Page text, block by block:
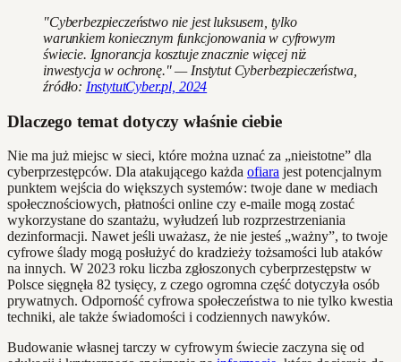
"Cyberbezpieczeństwo nie jest luksusem, tylko
warunkiem koniecznym funkcjonowania w cyfrowym
świecie. Ignorancja kosztuje znacznie więcej niż
inwestycja w ochronę." — Instytut Cyberbezpieczeństwa,
źródło: InstytutCyber.pl, 2024
Dlaczego temat dotyczy właśnie ciebie
Nie ma już miejsc w sieci, które można uznać za „nieistotne” dla
cyberprzestępców. Dla atakującego każda ofiara jest potencjalnym
punktem wejścia do większych systemów: twoje dane w mediach
społecznościowych, płatności online czy e-maile mogą zostać
wykorzystane do szantażu, wyłudzeń lub rozprzestrzeniania
dezinformacji. Nawet jeśli uważasz, że nie jesteś „ważny”, to twoje
cyfrowe ślady mogą posłużyć do kradzieży tożsamości lub ataków
na innych. W 2023 roku liczba zgłoszonych cyberprzestępstw w
Polsce sięgnęła 82 tysięcy, z czego ogromna część dotyczyła osób
prywatnych. Odporność cyfrowa społeczeństwa to nie tylko kwestia
techniki, ale także świadomości i codziennych nawyków.
Budowanie własnej tarczy w cyfrowym świecie zaczyna się od